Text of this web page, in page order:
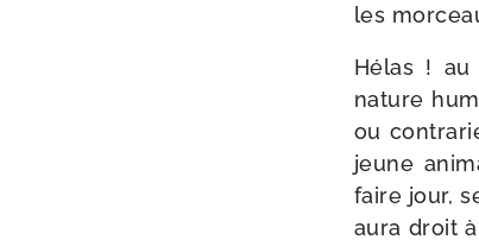
les
Hélas !
nature
ou
jeune
faire jour,
aura droit